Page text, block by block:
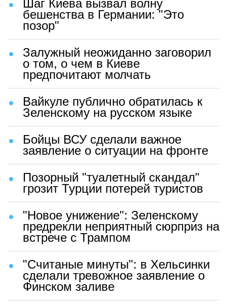
Шаг Киева вызвал волну
бешенства в Германии: "Это
позор"
Залужный неожиданно заговорил
о том, о чем в Киеве
предпочитают молчать
Вайкуле публично обратилась к
Зеленскому на русском языке
Бойцы ВСУ сделали важное
заявление о ситуации на фронте
Позорный "туалетный скандал"
грозит Турции потерей туристов
"Новое унижение": Зеленскому
предрекли неприятный сюрприз на
встрече с Трампом
"Считаные минуты": в Хельсинки
сделали тревожное заявление о
Финском заливе